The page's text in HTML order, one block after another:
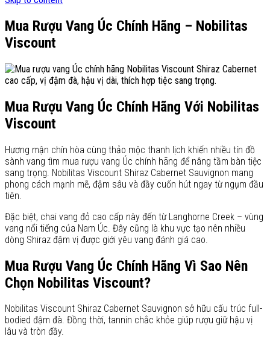
Mua Rượu Vang Úc Chính Hãng – Nobilitas
Viscount
Mua Rượu Vang Úc Chính Hãng Với Nobilitas
Viscount
Hương mận chín hòa cùng thảo mộc thanh lịch khiến nhiều tín đồ
sành vang tìm mua rượu vang Úc chính hãng để nâng tầm bàn tiệc
sang trọng. Nobilitas Viscount Shiraz Cabernet Sauvignon mang
phong cách mạnh mẽ, đậm sâu và đầy cuốn hút ngay từ ngụm đầu
tiên.
Đặc biệt, chai vang đỏ cao cấp này đến từ Langhorne Creek – vùng
vang nổi tiếng của Nam Úc. Đây cũng là khu vực tạo nên nhiều
dòng Shiraz đậm vị được giới yêu vang đánh giá cao.
Mua Rượu Vang Úc Chính Hãng Vì Sao Nên
Chọn Nobilitas Viscount?
Nobilitas Viscount Shiraz Cabernet Sauvignon sở hữu cấu trúc full-
bodied đậm đà. Đồng thời, tannin chắc khỏe giúp rượu giữ hậu vị
lâu và tròn đầy.